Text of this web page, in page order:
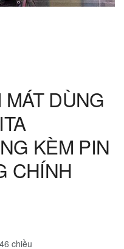
DÙNG
KÈM PIN
CHÍNH
chiều